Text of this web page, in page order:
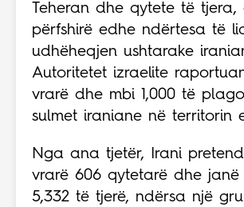
Teheran dhe qytete të tjera,
përfshirë edhe ndërtesa të
udhëheqjen ushtarake
Autoritetet izraelite
vrarë dhe mbi 1,000 të
sulmet iraniane në territorin
Nga ana tjetër, Irani
vrarë 606 qytetarë dhe janë
5,332 të tjerë, ndërsa një